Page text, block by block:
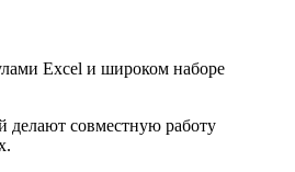
Excel и широком наборе
делают совместную работу